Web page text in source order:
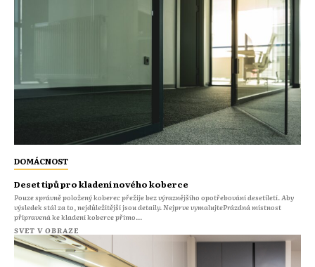
DOMÁCNOST
Deset tipů pro kladení nového koberce
Pouze správně položený koberec přežije bez výraznějšího opotřebování desetiletí. Aby
výsledek stál za to, nejdůležitější jsou detaily. Nejprve vymalujtePrázdná místnost
připravená ke kladení koberce přímo...
SVET V OBRAZE